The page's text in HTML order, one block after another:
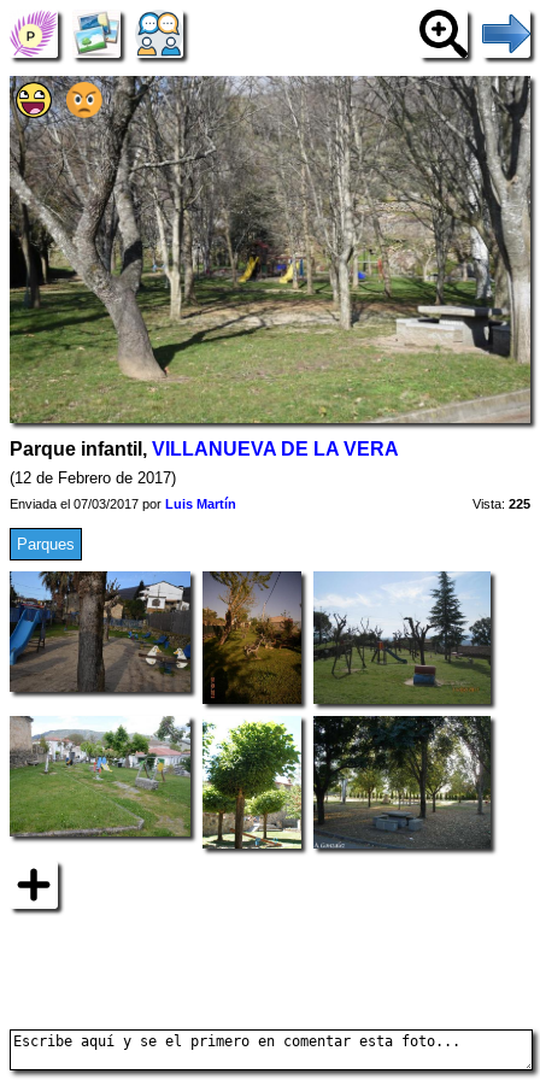
Parque infantil, VILLANUEVA DE LA VERA
(12 de Febrero de 2017)
Enviada el 07/03/2017 por Luis Martín Vista: 225
Parques